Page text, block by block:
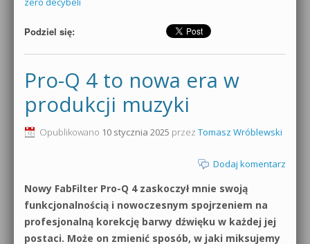
Podziel się:
Pro-Q 4 to nowa era w
produkcji muzyki
Opublikowano 10 stycznia 2025 przez Tomasz Wróblewski
Dodaj komentarz
Nowy FabFilter Pro-Q 4 zaskoczył mnie swoją
funkcjonalnością i nowoczesnym spojrzeniem na
profesjonalną korekcję barwy dźwięku w każdej jej
postaci. Może on zmienić sposób, w jaki miksujemy